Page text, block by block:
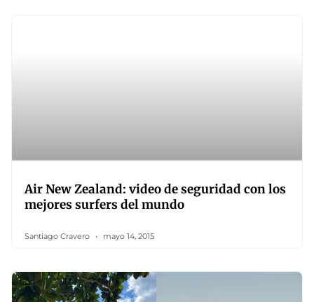
Air New Zealand: video de seguridad con los
mejores surfers del mundo
Santiago Cravero mayo 14, 2015